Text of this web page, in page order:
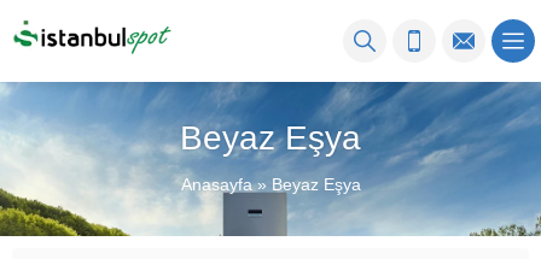
Beyaz Eşya
Anasayfa» Beyaz Eşya